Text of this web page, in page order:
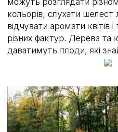
кольорів, слухати шелест
відчувати аромати квітів
різних фактур. Дерева та
даватимуть плоди, які